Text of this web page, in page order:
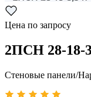
Цена по запросу
2ПСН 28-18-
Стеновые панели/